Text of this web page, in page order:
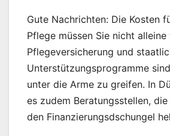
Gute Nachrichten: Die Kosten
Pflege müssen Sie nicht
Pflegeversicherung und
Unterstützungsprogramme
unter die Arme zu greifen. In
es zudem Beratungsstellen,
den Finanzierungsdschungel